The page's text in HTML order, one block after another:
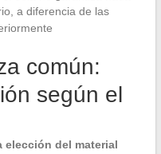
a diferencia de las
común:
según el
elección del material